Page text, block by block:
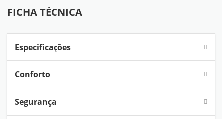
FICHA TÉCNICA
Especificações
Conforto
Segurança